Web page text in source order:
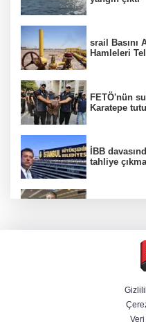
srail Basını
Hamleleri
FETÖ'nün
Karatepe
İBB
tahliye
MGK
MGK
Veri